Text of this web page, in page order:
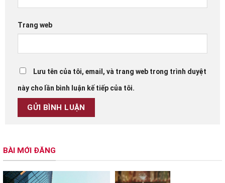
Trang web
Lưu tên của tôi, email, và trang web trong trình duyệt
này cho lần bình luận kế tiếp của tôi.
BÀI MỚI ĐĂNG